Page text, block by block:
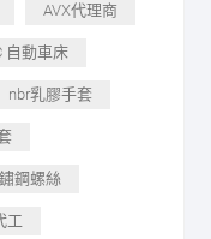
AVX代理商
自動車床
nbr乳膠手套
鋼螺絲
工